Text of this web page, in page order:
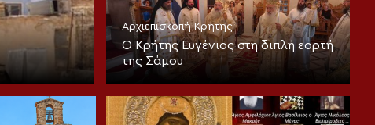
Αρχιεπισκοπή Κρήτης
Ο Κρήτης Ευγένιος στη διπλή εορτή
της Σάμου